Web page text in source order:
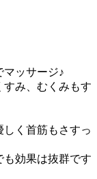
マッサージ♪
すみ、むくみもす
く首筋もさすっ
効果は抜群です